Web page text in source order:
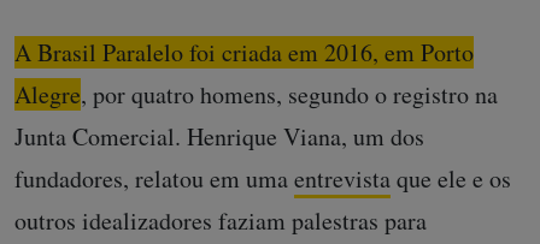
A Brasil Paralelo foi criada em 2016, em Porto
Alegre, por quatro homens, segundo o registro na
Junta Comercial. Henrique Viana, um dos
fundadores, relatou em umaentrevistaque ele e os
outros idealizadores faziam palestras para